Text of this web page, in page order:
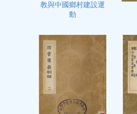
教與中國鄉村建設運
動